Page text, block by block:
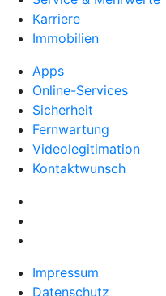
Karriere
Immobilien
Apps
Online-Services
Sicherheit
Fernwartung
Videolegitimation
Kontaktwunsch
Impressum
Datenschutz